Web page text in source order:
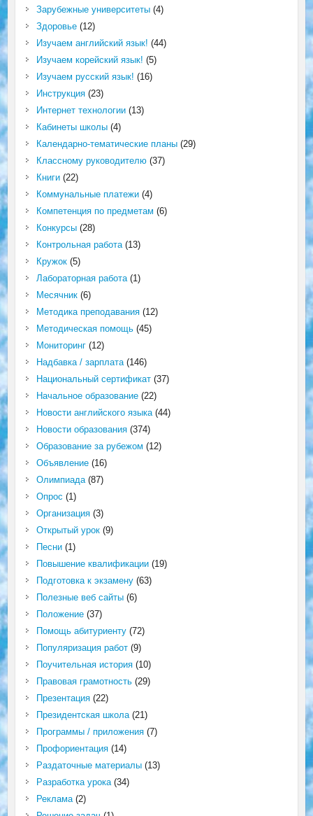
Зарубежные университеты(4)
Здоровье(12)
Изучаем английский язык! (44)
Изучаем корейский язык! (5)
Изучаем русский язык! (16)
Инструкция(23)
Интернет технологии(13)
Кабинеты школы(4)
Календарно-тематические планы(29)
Классному руководителю(37)
Книги(22)
Коммунальные платежи(4)
Компетенция по предметам (6)
Конкурсы(28)
Контрольная работа(13)
Кружок(5)
Лабораторная работа(1)
Месячник(6)
Методика преподавания(12)
Методическая помощь(45)
Мониторинг(12)
Надбавка / зарплата(146)
Национальный сертификат(37)
Начальное образование(22)
Новости английского языка(44)
Новости образования(374)
Образование за рубежом (12)
Объявление(16)
Олимпиада(87)
Опрос (1)
Организация(3)
Открытый урок(9)
Песни(1)
Повышение квалификации(19)
Подготовка к экзамену(63)
Полезные веб сайты(6)
Положение(37)
Помощь абитуриенту(72)
Популяризация работ(9)
Поучительная история(10)
Правовая грамотность(29)
Презентация(22)
Президентская школа(21)
Программы / приложения(7)
Профориентация(14)
Раздаточные материалы(13)
Разработка урока(34)
Реклама(2)